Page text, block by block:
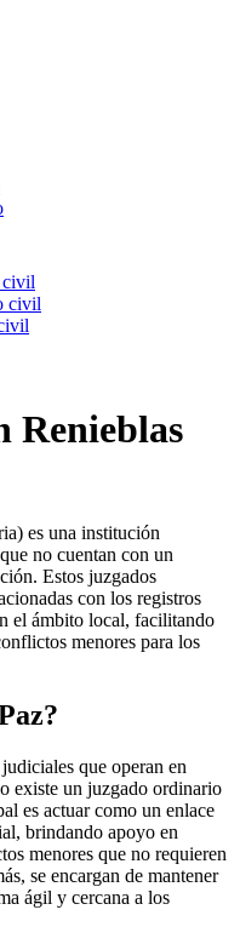
civil
civil
Renieblas
es una institución
no cuentan con un
Estos juzgados
con los registros
el ámbito local, facilitando
menores para los
que operan en
existe un juzgado ordinario
es actuar como un enlace
brindando apoyo en
menores que no requieren
se encargan de mantener
ágil y cercana a los